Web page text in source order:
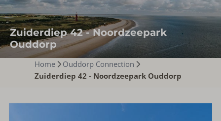
Zuiderdiep 42 - Noordzeepark
Ouddorp
Home
Ouddorp Connection
Zuiderdiep 42 - Noordzeepark Ouddorp